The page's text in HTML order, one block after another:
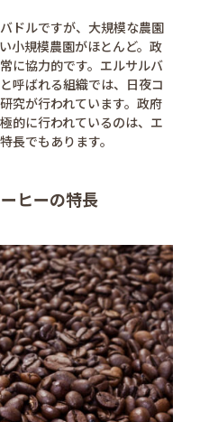
ドルですが、大規模な農園
小規模農園がほとんど。政
に協力的です。エルサルバ
呼ばれる組織では、日夜コ
究が行われています。政府
的に行われているのは、エ
長でもあります。
ヒーの特長